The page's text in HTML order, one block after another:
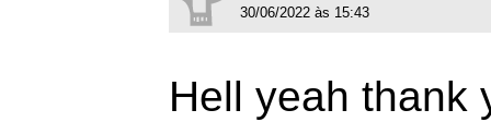
30/06/2022 às 15:43
Hell yeah thank